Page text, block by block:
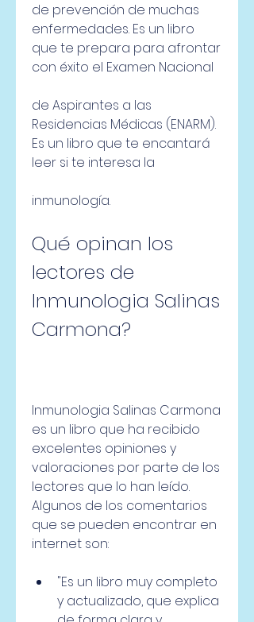
de prevención de muchas
enfermedades. Es un libro
que te prepara para afrontar
con éxito el Examen Nacional
de Aspirantes a las
Residencias Médicas (ENARM).
Es un libro que te encantará
leer si te interesa la
inmunología.
Qué opinan los
lectores de
Inmunologia Salinas
Carmona?
Inmunologia Salinas Carmona
es un libro que ha recibido
excelentes opiniones y
valoraciones por parte de los
lectores que lo han leído.
Algunos de los comentarios
que se pueden encontrar en
internet son:
"Es un libro muy completo
y actualizado, que explica